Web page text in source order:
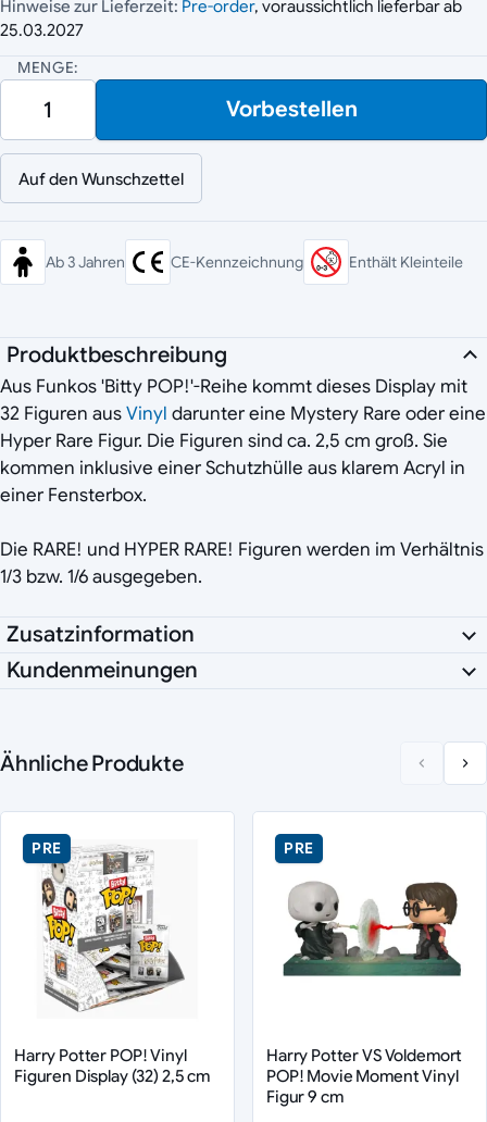
Hinweise zur Lieferzeit: Pre-order, voraussichtlich lieferbar ab
25.03.2027
MENGE:
Vorbestellen
Auf den Wunschzettel
Ab 3 Jahren CE-Kennzeichnung Enthält Kleinteile
Produktbeschreibung
Aus Funkos 'Bitty POP!'-Reihe kommt dieses Display mit
32 Figuren ausVinyl darunter eine Mystery Rare oder eine
Hyper Rare Figur. Die Figuren sind ca. 2,5 cm groß. Sie
kommen inklusive einer Schutzhülle aus klarem Acryl in
einer Fensterbox.
Die RARE! und HYPER RARE! Figuren werden im Verhältnis
1/3 bzw. 1/6 ausgegeben.
Zusatzinformation
Kundenmeinungen
Ähnliche Produkte
PRE
Harry Potter POP! Vinyl
Figuren Display (32) 2,5 cm
PRE
Harry Potter VS Voldemort
POP! Movie Moment Vinyl
Figur 9 cm